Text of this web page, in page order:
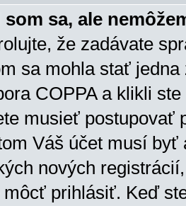
sa, ale
že zadávate
sa mohla stať
COPPA a klikli
musieť postupovať
Váš účet musí
nových
môcť prihlásiť. Keď